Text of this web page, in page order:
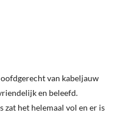
van kabeljauw
en beleefd.
zat het helemaal vol en er is